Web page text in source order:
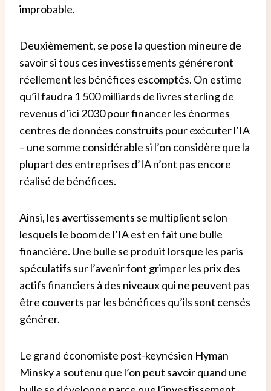
improbable.
Deuxièmement, se pose la question mineure de
savoir si tous ces investissements généreront
réellement les bénéfices escomptés. On estime
qu’il faudra 1 500 milliards de livres sterling de
revenus d’ici 2030 pour financer les énormes
centres de données construits pour exécuter l’IA
– une somme considérable si l’on considère que la
plupart des entreprises d’IA n’ont pas encore
réalisé de bénéfices.
Ainsi, les avertissements se multiplient selon
lesquels le boom de l’IA est en fait une bulle
financière. Une bulle se produit lorsque les paris
spéculatifs sur l’avenir font grimper les prix des
actifs financiers à des niveaux qui ne peuvent pas
être couverts par les bénéfices qu’ils sont censés
générer.
Le grand économiste post-keynésien Hyman
Minsky a soutenu que l’on peut savoir quand une